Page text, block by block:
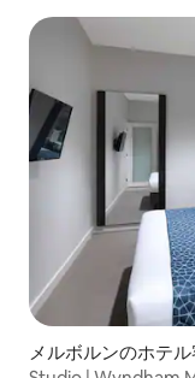
メルボルンのホテ